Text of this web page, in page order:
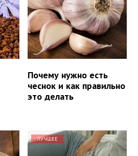
Почему нужно есть
чеснок и как правильно
это делать
ЛУЧШЕЕ